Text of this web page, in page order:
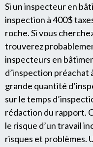
Si un inspecteur en
inspection à 400$
roche. Si vous
trouverez
inspecteurs en
d’inspection préachat
grande quantité
sur le temps
rédaction du rapport.
le risque d’un travail
risques et problèmes.